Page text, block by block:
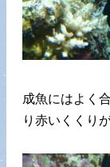
成魚にはよく
り赤いくくり